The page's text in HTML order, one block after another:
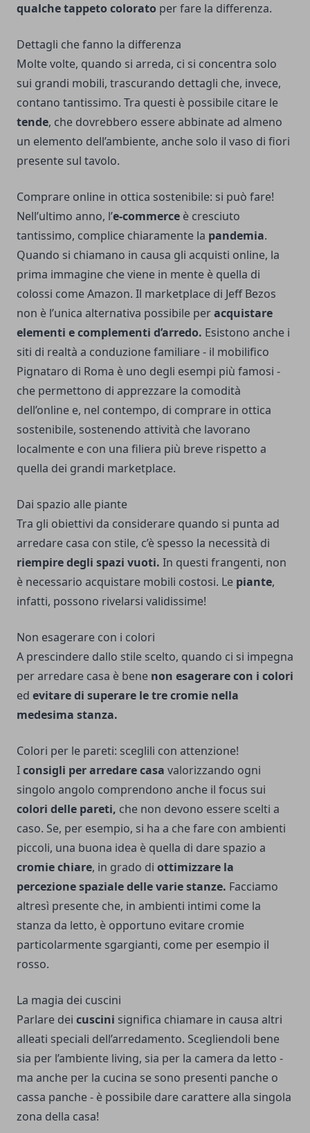
qualche tappeto colorato per fare la differenza.
Dettagli che fanno la differenza
Molte volte, quando si arreda, ci si concentra solo
sui grandi mobili, trascurando dettagli che, invece,
contano tantissimo. Tra questi è possibile citare le
tende, che dovrebbero essere abbinate ad almeno
un elemento dell’ambiente, anche solo il vaso di fiori
presente sul tavolo.
Comprare online in ottica sostenibile: si può fare!
Nell’ultimo anno, l’e-commerce è cresciuto
tantissimo, complice chiaramente la pandemia.
Quando si chiamano in causa gli acquisti online, la
prima immagine che viene in mente è quella di
colossi come Amazon. Il marketplace di Jeff Bezos
non è l’unica alternativa possibile peracquistare
elementi e complementi d’arredo. Esistono anche i
siti di realtà a conduzione familiare - il mobilifico
Pignataro di Roma è uno degli esempi più famosi -
che permettono di apprezzare la comodità
dell’online e, nel contempo, di comprare in ottica
sostenibile, sostenendo attività che lavorano
localmente e con una filiera più breve rispetto a
quella dei grandi marketplace.
Dai spazio alle piante
Tra gli obiettivi da considerare quando si punta ad
arredare casa con stile, c’è spesso la necessità di
riempire degli spazi vuoti. In questi frangenti, non
è necessario acquistare mobili costosi. Le piante,
infatti, possono rivelarsi validissime!
Non esagerare con i colori
A prescindere dallo stile scelto, quando ci si impegna
per arredare casa è bene non esagerare con i colori
ed evitare di superare le tre cromie nella
medesima stanza.
Colori per le pareti: sceglili con attenzione!
Iconsigli per arredare casa valorizzando ogni
singolo angolo comprendono anche il focus sui
colori delle pareti, che non devono essere scelti a
caso. Se, per esempio, si ha a che fare con ambienti
piccoli, una buona idea è quella di dare spazio a
cromie chiare, in grado di ottimizzare la
percezione spaziale delle varie stanze. Facciamo
altresì presente che, in ambienti intimi come la
stanza da letto, è opportuno evitare cromie
particolarmente sgargianti, come per esempio il
rosso.
La magia dei cuscini
Parlare dei cuscini significa chiamare in causa altri
alleati speciali dell’arredamento. Scegliendoli bene
sia per l’ambiente living, sia per la camera da letto -
ma anche per la cucina se sono presenti panche o
cassa panche - è possibile dare carattere alla singola
zona della casa!